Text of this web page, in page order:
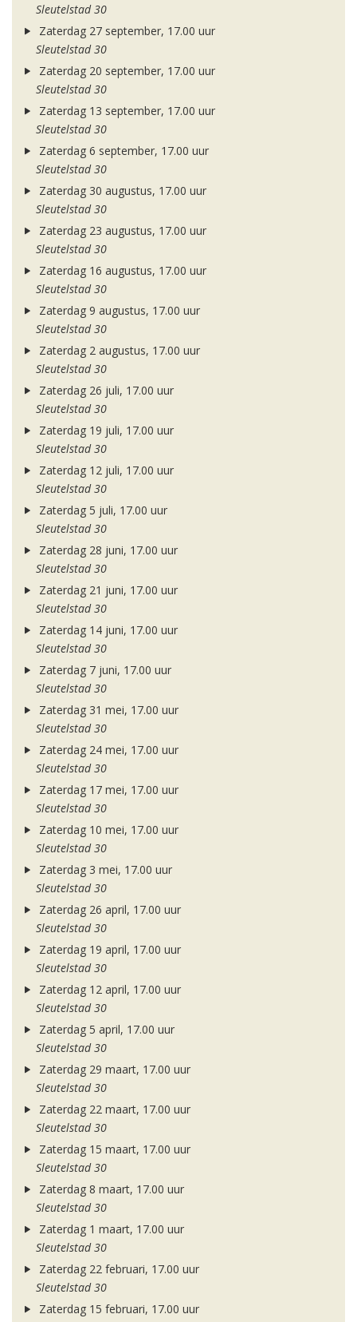
Sleutelstad 30
Zaterdag 27 september, 17.00 uur
Sleutelstad 30
Zaterdag 20 september, 17.00 uur
Sleutelstad 30
Zaterdag 13 september, 17.00 uur
Sleutelstad 30
Zaterdag 6 september, 17.00 uur
Sleutelstad 30
Zaterdag 30 augustus, 17.00 uur
Sleutelstad 30
Zaterdag 23 augustus, 17.00 uur
Sleutelstad 30
Zaterdag 16 augustus, 17.00 uur
Sleutelstad 30
Zaterdag 9 augustus, 17.00 uur
Sleutelstad 30
Zaterdag 2 augustus, 17.00 uur
Sleutelstad 30
Zaterdag 26 juli, 17.00 uur
Sleutelstad 30
Zaterdag 19 juli, 17.00 uur
Sleutelstad 30
Zaterdag 12 juli, 17.00 uur
Sleutelstad 30
Zaterdag 5 juli, 17.00 uur
Sleutelstad 30
Zaterdag 28 juni, 17.00 uur
Sleutelstad 30
Zaterdag 21 juni, 17.00 uur
Sleutelstad 30
Zaterdag 14 juni, 17.00 uur
Sleutelstad 30
Zaterdag 7 juni, 17.00 uur
Sleutelstad 30
Zaterdag 31 mei, 17.00 uur
Sleutelstad 30
Zaterdag 24 mei, 17.00 uur
Sleutelstad 30
Zaterdag 17 mei, 17.00 uur
Sleutelstad 30
Zaterdag 10 mei, 17.00 uur
Sleutelstad 30
Zaterdag 3 mei, 17.00 uur
Sleutelstad 30
Zaterdag 26 april, 17.00 uur
Sleutelstad 30
Zaterdag 19 april, 17.00 uur
Sleutelstad 30
Zaterdag 12 april, 17.00 uur
Sleutelstad 30
Zaterdag 5 april, 17.00 uur
Sleutelstad 30
Zaterdag 29 maart, 17.00 uur
Sleutelstad 30
Zaterdag 22 maart, 17.00 uur
Sleutelstad 30
Zaterdag 15 maart, 17.00 uur
Sleutelstad 30
Zaterdag 8 maart, 17.00 uur
Sleutelstad 30
Zaterdag 1 maart, 17.00 uur
Sleutelstad 30
Zaterdag 22 februari, 17.00 uur
Sleutelstad 30
Zaterdag 15 februari, 17.00 uur